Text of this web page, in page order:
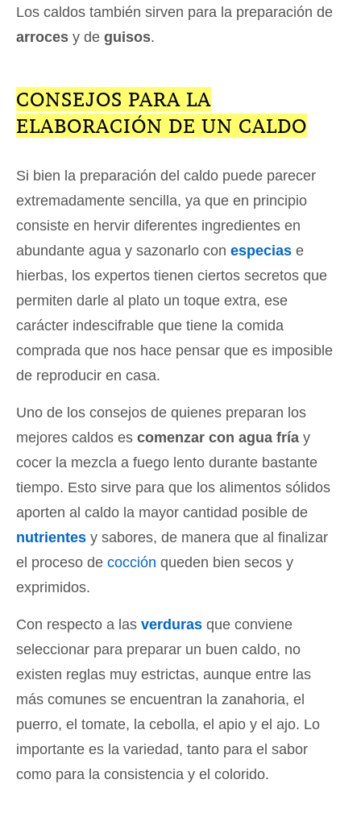
Los caldos también sirven para la preparación de
arroces y de guisos.
CONSEJOS PARA LA
ELABORACIÓN DE UN CALDO
Si bien la preparación del caldo puede parecer
extremadamente sencilla, ya que en principio
consiste en hervir diferentes ingredientes en
abundante agua y sazonarlo con especias e
hierbas, los expertos tienen ciertos secretos que
permiten darle al plato un toque extra, ese
carácter indescifrable que tiene la comida
comprada que nos hace pensar que es imposible
de reproducir en casa.
Uno de los consejos de quienes preparan los
mejores caldos es comenzar con agua fría y
cocer la mezcla a fuego lento durante bastante
tiempo. Esto sirve para que los alimentos sólidos
aporten al caldo la mayor cantidad posible de
nutrientes y sabores, de manera que al finalizar
el proceso de cocción queden bien secos y
exprimidos.
Con respecto a las verduras que conviene
seleccionar para preparar un buen caldo, no
existen reglas muy estrictas, aunque entre las
más comunes se encuentran la zanahoria, el
puerro, el tomate, la cebolla, el apio y el ajo. Lo
importante es la variedad, tanto para el sabor
como para la consistencia y el colorido.